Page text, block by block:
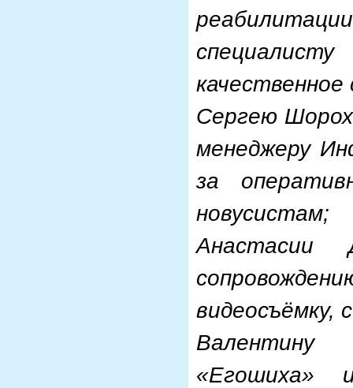
качественное
Сергею
менеджеру
за
новусистам;
Анастасии
видеосъёмку,
Валентину
«Егошиха»